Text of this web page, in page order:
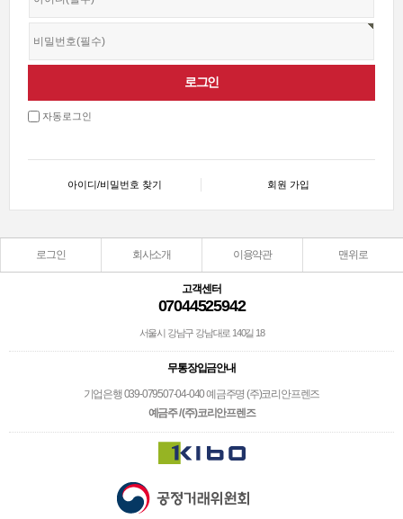
자동로그인
아이디/비밀번호 찾기 회원 가입
로그인 회사소개 이용약관 맨위로
고객센터
07044525942
서울시 강남구 강남대로 140길 18
무통장입금안내
기업은행 039-079507-04-040 예금주명 (주)코리안프렌즈
예금주 / (주)코리안프렌즈